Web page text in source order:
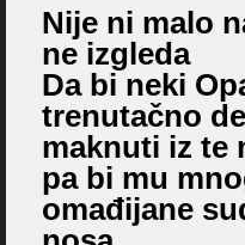
Nije ni malo
ne izgleda
Da bi neki
trenutačno
maknuti iz te
pa bi mu
omađijane